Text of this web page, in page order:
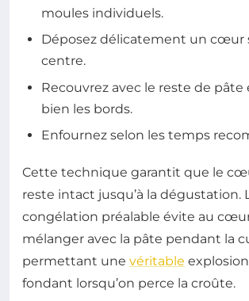
moules individuels.
Déposez délicatement un cœur
centre.
Recouvrez avec le reste de pâte
bien les bords.
Enfournez selon les temps
Cette technique garantit que le
reste intact jusqu’à la dégustation.
congélation préalable évite au
mélanger avec la pâte pendant la
permettant une véritable
fondant lorsqu’on perce la croûte.